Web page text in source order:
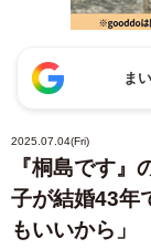
ま
2025.07.04(Fri)
『桐島です
子が結婚43年
もいいから」